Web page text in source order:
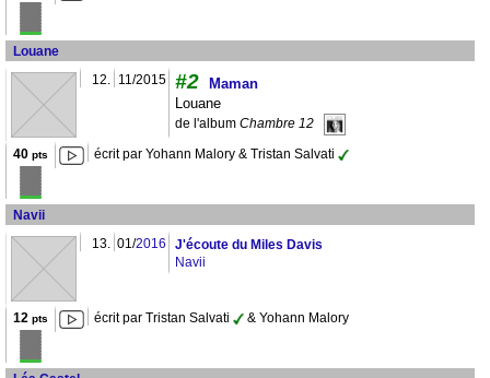
Louane
12. 11/2015 #2
Maman
Louane
de l'album Chambre 12
40 pts écrit par Yohann Malory & Tristan Salvati
Navii
13. 01/2016
J'écoute du Miles Davis
Navii
12 pts écrit par Tristan Salvati & Yohann Malory